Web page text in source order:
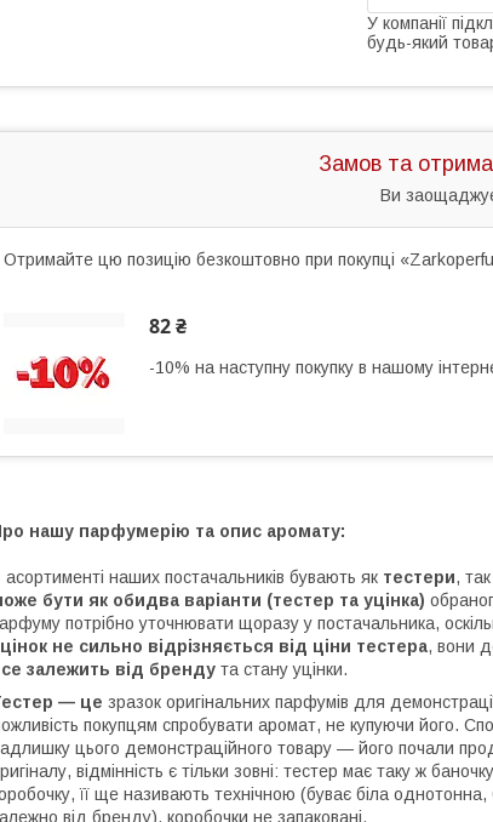
У компанії
будь-який
Замов та
Ви
Отримайте цю позицію безкоштовно при покупці
82 ₴
-10% на наступну покупку в нашому
нашу парфумерію та опис аромату:
асортименті наших постачальників бувають як тестери, так
бути як обидва варіанти (тестер та уцінка)
потрібно уточнювати щоразу у постачальника,
не сильно відрізняється від ціни тестера, вони
залежить від бренду та стану уцінки.
— це зразок оригінальних парфумів для
покупцям спробувати аромат, не купуючи його.
цього демонстраційного товару — його почали
відмінність є тільки зовні: тестер має таку ж
її ще називають технічною (буває біла
від бренду), коробочки не запаковані.